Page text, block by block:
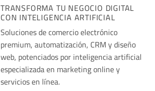
TRANSFORMA TU NEGOCIO DIGITAL
CON INTELIGENCIA ARTIFICIAL
Soluciones de comercio electrónico
premium, automatización, CRM y diseño
web, potenciados por inteligencia artificial
especializada en marketing online y
servicios en línea.